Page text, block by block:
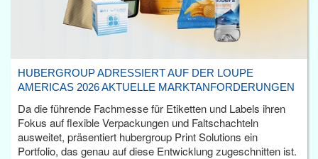
HUBERGROUP ADRESSIERT AUF DER LOUPE
AMERICAS 2026 AKTUELLE MARKTANFORDERUNGEN
Da die führende Fachmesse für Etiketten und Labels ihren
Fokus auf flexible Verpackungen und Faltschachteln
ausweitet, präsentiert hubergroup Print Solutions ein
Portfolio, das genau auf diese Entwicklung zugeschnitten ist.